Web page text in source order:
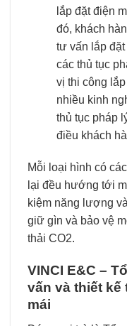
lắp đặt điện
đó, khách
tư vấn lắp
các thủ tục
vị thi công
nhiều kinh
thủ tục pháp
điều khách
Mỗi loại hình có
lại đều hướng tới
kiệm năng lượng
giữ gìn và bảo vệ
thải CO2.
VINCI E&C –
vấn và thiết kế
mái